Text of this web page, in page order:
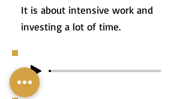
It is about intensive work and
investing a lot of time.